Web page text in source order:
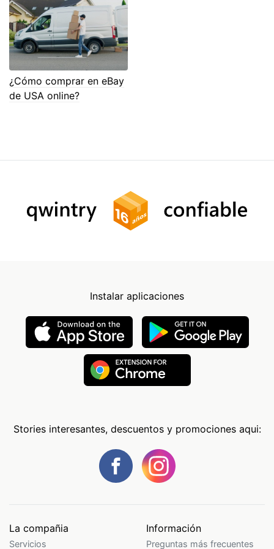
¿Cómo comprar en eBay
de USA online?
Instalar aplicaciones
Stories interesantes, descuentos y promociones aqui:
La compañia
Servicios
Información
Preguntas más frecuentes